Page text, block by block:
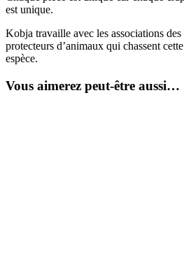
est unique.
Kobja travaille avec les associations des
protecteurs d’animaux qui chassent cette
espèce.
Vous aimerez peut-être aussi…